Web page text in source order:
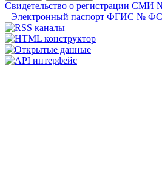
Свидетельство о регистрации СМИ
Электронный паспорт ФГИС №